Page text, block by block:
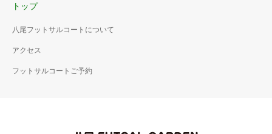
トップ
八尾フットサルコートについて
アクセス
フットサルコートご予約